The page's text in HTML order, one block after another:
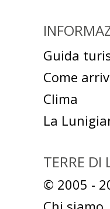
Guida
Come
Clima
La
TERRE DI
© 2005 -